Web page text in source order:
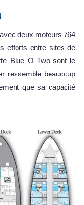
deux moteurs 764
efforts entre sites de
Blue O Two sont le
ressemble beaucoup
que sa capacité